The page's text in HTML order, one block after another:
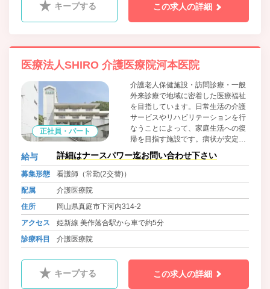
キープする この求人の詳細
医療法人SHIRO 介護医療院河本医院
正社員・パート
介護老人保健施設・訪問診療・一般
外来診療で地域に密着した医療福祉
を目指しています。日常生活の介護
サービスやリハビリテーションを行
なうことによって、家庭生活への復
帰を目指す施設です。病状が安定期
にあり、入院治療の必要がない要介
護状態の高齢者の方が入居の対象で
練等の必要なご利用者様をサポート
導員・機能訓練指導員・介護職員な
どのスタッフがサービスをご提供い
たします。
給与 詳細はナースパワー迄お問い合わせ下さい
募集形態
看護師（常勤(2交替)）
配属
介護医療院
住所
岡山県真庭市下河内314-2
アクセス
姫新線 美作落合駅から車で約5分
診療科目
介護医療院
キープする この求人の詳細